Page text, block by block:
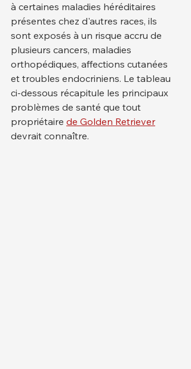
à certaines maladies héréditaires
présentes chez d'autres races, ils
sont exposés à un risque accru de
plusieurs cancers, maladies
orthopédiques, affections cutanées
et troubles endocriniens. Le tableau
ci-dessous récapitule les principaux
problèmes de santé que tout
propriétaire de Golden Retriever
devrait connaître.